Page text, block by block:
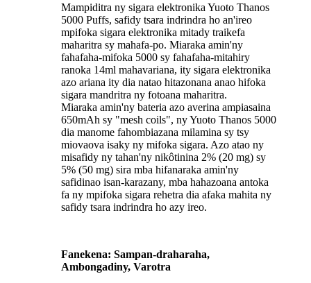
Mampiditra ny sigara elektronika Yuoto Thanos
5000 Puffs, safidy tsara indrindra ho an'ireo
mpifoka sigara elektronika mitady traikefa
maharitra sy mahafa-po. Miaraka amin'ny
fahafaha-mifoka 5000 sy fahafaha-mitahiry
ranoka 14ml mahavariana, ity sigara elektronika
azo ariana ity dia natao hitazonana anao hifoka
sigara mandritra ny fotoana maharitra.
Miaraka amin'ny bateria azo averina ampiasaina
650mAh sy "mesh coils", ny Yuoto Thanos 5000
dia manome fahombiazana milamina sy tsy
miovaova isaky ny mifoka sigara. Azo atao ny
misafidy ny tahan'ny nikôtinina 2% (20 mg) sy
5% (50 mg) sira mba hifanaraka amin'ny
safidinao isan-karazany, mba hahazoana antoka
fa ny mpifoka sigara rehetra dia afaka mahita ny
safidy tsara indrindra ho azy ireo.
Fanekena: Sampan-draharaha,
Ambongadiny, Varotra